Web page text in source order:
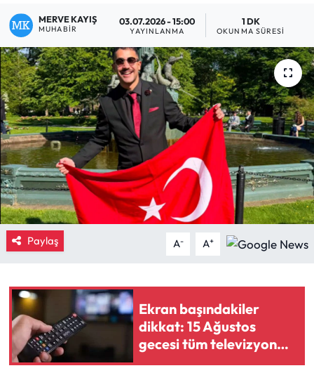
MERVE KAYIŞ
MUHABIR
03.07.2026 - 15:00
YAYINLANMA
1 DK
OKUNMA SÜRESI
Paylaş A- A+
Ekran başındakiler
dikkat: 15 Ağustos
gecesi tüm televizyon
yayınları taşınıyor
Çorum Son Dakika Haberleri
Dodurga Haberleri
Eğitim
Ekonomi
Güncel
İskilip Haberleri
Kargı Haberleri
Kültür Sanat
Laçin Haberleri
Son Dakika Haberleri
Haber Arşivi